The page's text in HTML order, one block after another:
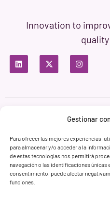
Gestionar
Para ofrecer las mejores experiencias,
para almacenar y/o acceder a la
de estas tecnologías nos permitirá
navegación o las identificaciones únicas
consentimiento, puede afectar
funciones.
Innovation to
Privacy Policy Terms